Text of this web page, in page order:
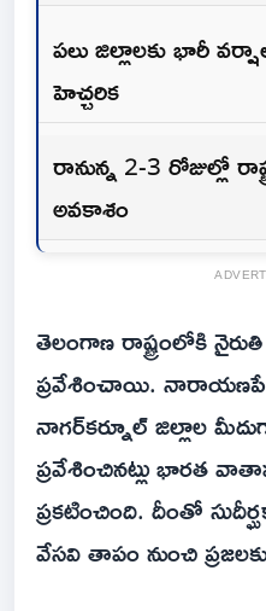
పలు జిల్లాలకు భారీ
హెచ్చరిక
రానున్న 2-3 రోజుల్లో
అవకాశం
తెలంగాణ రాష్ట్రంలోకి
ప్రవేశించాయి.
నాగర్‌కర్నూల్ జిల్లాల
ప్రవేశించినట్లు భారత
ప్రకటించింది. దీంతో
వేసవి తాపం నుంచి